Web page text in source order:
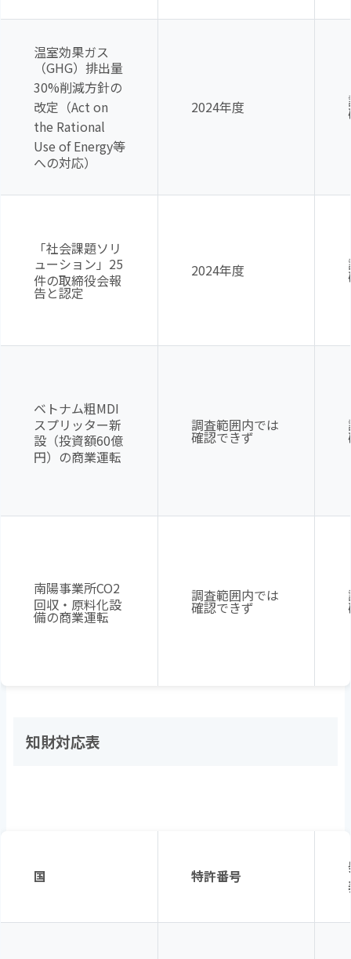
温室効果ガス
（GHG）排出量
30%削減方針の
改定（Act on
the Rational
Use of Energy等
への対応）
2024年度
「社会課題ソリ
ューション」 25
件の取締役会報
告と認定
2024年度
ベトナム粗MDI
スプリッター新
設（投資額60億
円）の商業運転
調査範囲内では
確認できず
南陽事業所CO2
回収・原料化設
備の商業運転
調査範囲内では
確認できず
知財対応表
国 特許番号